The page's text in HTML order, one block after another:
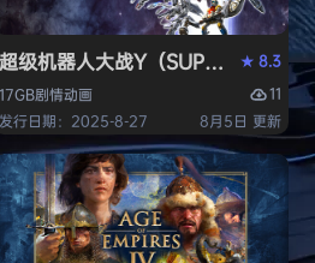
超级机器人大战Y（SUPER ★8.3
17GB剧情动画
11
发行日期：2025-8-27
8月5日 更新